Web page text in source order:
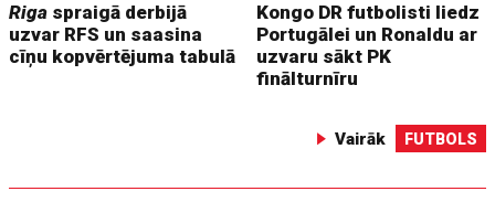
Riga spraigā derbijā
uzvar RFS un saasina
cīņu kopvērtējuma tabulā
Kongo DR futbolisti liedz
Portugālei un Ronaldu ar
uzvaru sākt PK
finālturnīru
Vairāk FUTBOLS